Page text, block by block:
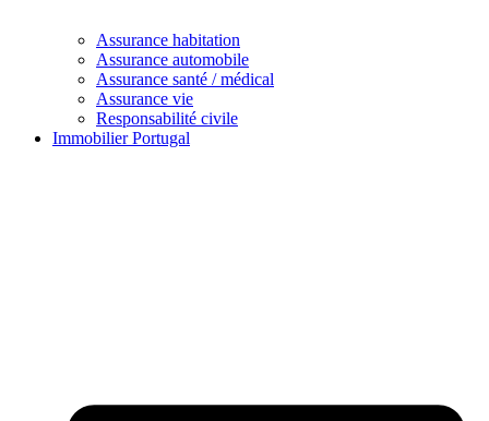
Assurance habitation
Assurance automobile
Assurance santé / médical
Assurance vie
Responsabilité civile
Immobilier Portugal